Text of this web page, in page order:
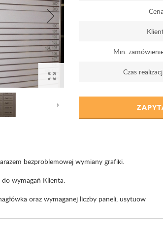
Cena
Min.
Czas
bezproblemowej wymiany grafiki.
wymagań Klienta.
oraz wymaganej liczby paneli, usytuow